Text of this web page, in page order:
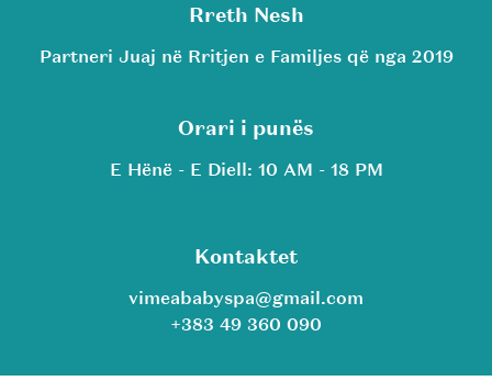
Rreth Nesh
Partneri Juaj në Rritjen e Familjes që nga 2019
Orari i punës
E Hënë - E Diell: 10 AM - 18 PM
Kontaktet
vimeababyspa@gmail.com
+383 49 360 090